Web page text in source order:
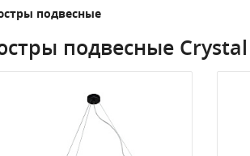
подвесные
подвесные